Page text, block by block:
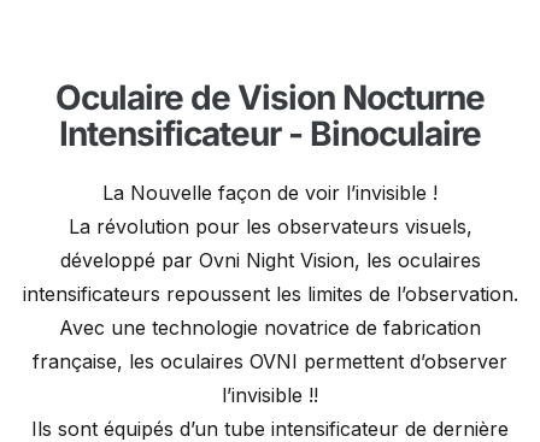
Oculaire de Vision Nocturne
Intensificateur - Binoculaire
La Nouvelle façon de voir l’invisible !
La révolution pour les observateurs visuels,
développé par Ovni Night Vision, les oculaires
intensificateurs repoussent les limites de l’observation.
Avec une technologie novatrice de fabrication
française, les oculaires OVNI permettent d’observer
l’invisible !!
Ils sont équipés d’un tube intensificateur de dernière